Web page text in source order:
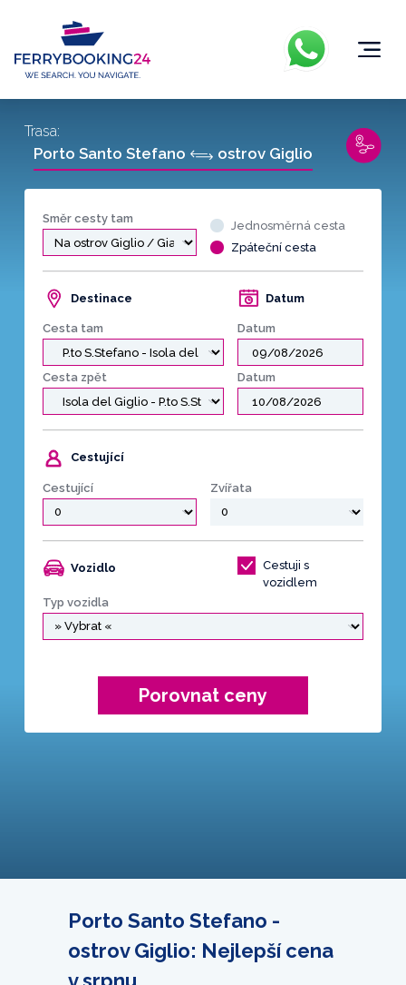
Směr cesty tam
Jednosměrná cesta
Zpáteční cesta
Destinace
Cesta tam
Datum
Datum
Cesta zpět Datum
Cestující
Cestující Zvířata
Vozidlo
Cestuji s
vozidlem
Typ vozidla
Porovnat ceny
Trasa:
Porto Santo Stefano ostrov Giglio
Porto Santo Stefano -
ostrov Giglio: Nejlepší cena